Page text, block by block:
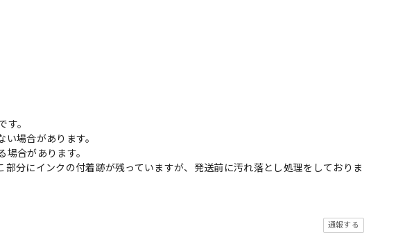
す。
場合があります。
場合があります。
部分にインクの付着跡が残っていますが、発送前に汚れ落とし処理をしておりま
通報する